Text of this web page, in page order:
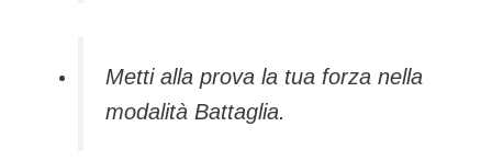
Metti alla prova la tua forza nella
modalità Battaglia.